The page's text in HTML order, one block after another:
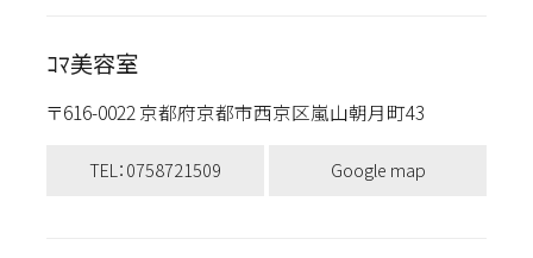
ｺﾏ美容室
〒616-0022 京都府京都市西京区嵐山朝月町43
TEL：0758721509 Google map